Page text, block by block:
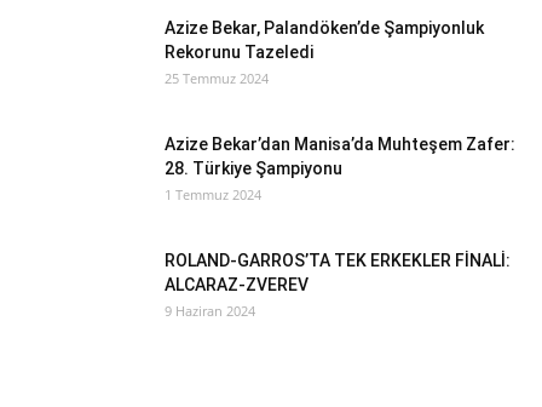
Azize Bekar, Palandöken’de Şampiyonluk
Rekorunu Tazeledi
25 Temmuz 2024
Azize Bekar’dan Manisa’da Muhteşem Zafer:
28. Türkiye Şampiyonu
1 Temmuz 2024
ROLAND-GARROS’TA TEK ERKEKLER FİNALİ:
ALCARAZ-ZVEREV
9 Haziran 2024